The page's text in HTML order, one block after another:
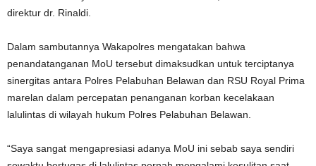
direktur dr. Rinaldi.
Dalam sambutannya Wakapolres mengatakan bahwa
penandatanganan MoU tersebut dimaksudkan untuk terciptanya
sinergitas antara Polres Pelabuhan Belawan dan RSU Royal Prima
marelan dalam percepatan penanganan korban kecelakaan
lalulintas di wilayah hukum Polres Pelabuhan Belawan.
“Saya sangat mengapresiasi adanya MoU ini sebab saya sendiri